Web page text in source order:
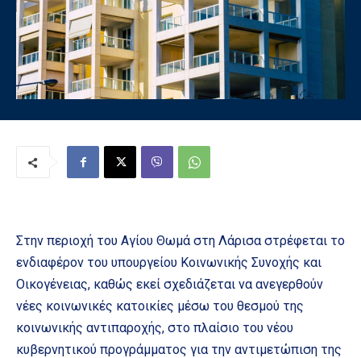
Στην περιοχή του Αγίου Θωμά στη Λάρισα στρέφεται το
ενδιαφέρον του υπουργείου Κοινωνικής Συνοχής και
Οικογένειας, καθώς εκεί σχεδιάζεται να ανεγερθούν
νέες κοινωνικές κατοικίες μέσω του θεσμού της
κοινωνικής αντιπαροχής, στο πλαίσιο του νέου
κυβερνητικού προγράμματος για την αντιμετώπιση της